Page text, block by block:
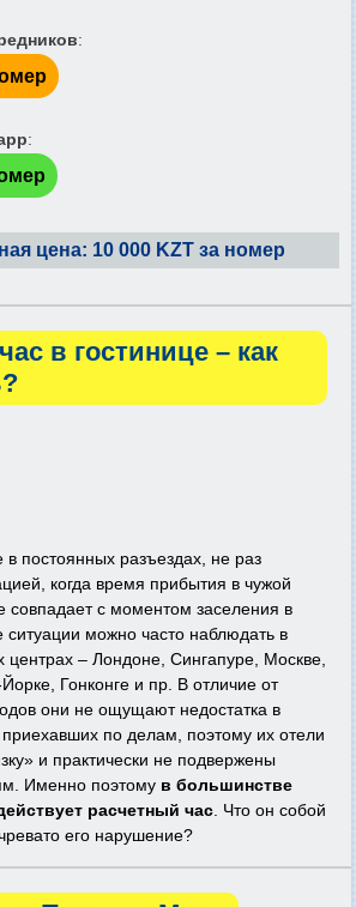
:
:
цена: 10 000 KZT за номер
в гостинице – как
постоянных разъездах, не раз
когда время прибытия в чужой
совпадает с моментом заселения в
ситуации можно часто наблюдать в
центрах – Лондоне, Сингапуре, Москве,
Гонконге и пр. В отличие от
они не ощущают недостатка в
по делам, поэтому их отели
и практически не подвержены
Именно поэтому в большинстве
расчетный час. Что он собой
его нарушение?